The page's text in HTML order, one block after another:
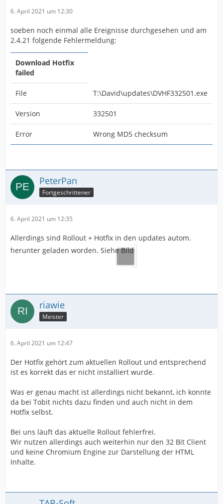
6. April 2021 um 12:30
soeben noch einmal alle Ereignisse durchgesehen und am
2.4.21 folgende Fehlermeldung:
Download Hotfix
failed
File T:\David\updates\DVHF332501.exe
Version 332501
Error Wrong MD5 checksum
PeterPan
Fortgeschrittener
6. April 2021 um 12:35
Allerdings sind Rollout + Hotfix in den updates autom.
herunter geladen worden. Siehe Bild
riawie
Meister
6. April 2021 um 12:47
Der Hotfix gehört zum aktuellen Rollout und entsprechend
ist es korrekt das er nicht installiert wurde.
Was er genau macht ist allerdings nicht bekannt, ich konnte
da bei Tobit nichts dazu finden und auch nicht in dem
Hotfix selbst.
Bei uns läuft das aktuelle Rollout fehlerfrei.
Wir nutzen allerdings auch weiterhin nur den 32 Bit Client
und keine Chromium Engine zur Darstellung der HTML
Inhalte.